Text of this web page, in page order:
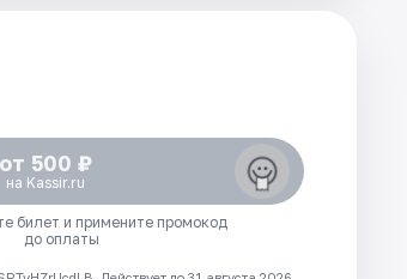
от 500 ₽
на Kassir.ru
билет и примените промокод
до оплаты